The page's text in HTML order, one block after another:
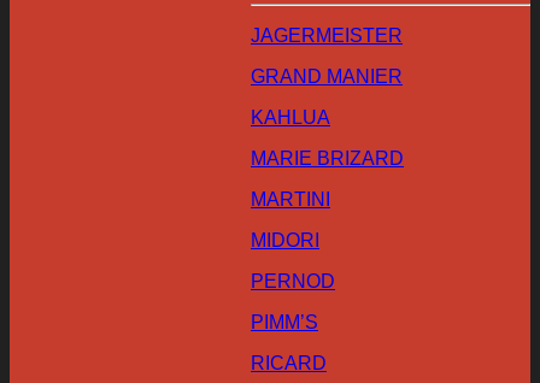
JAGERMEISTER
GRAND MANIER
KAHLUA
MARIE BRIZARD
MARTINI
MIDORI
PERNOD
PIMM’S
RICARD